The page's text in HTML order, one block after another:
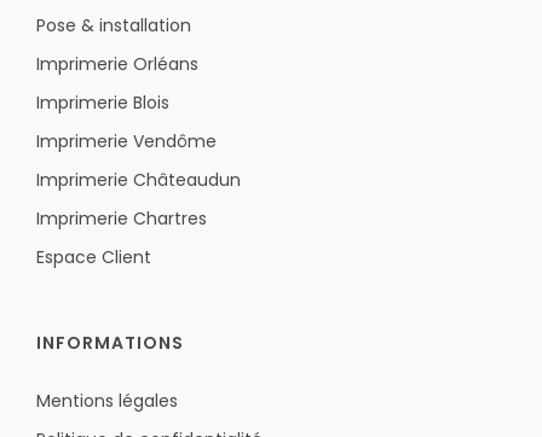
Pose & installation
Imprimerie Orléans
Imprimerie Blois
Imprimerie Vendôme
Imprimerie Châteaudun
Imprimerie Chartres
Espace Client
INFORMATIONS
Mentions légales